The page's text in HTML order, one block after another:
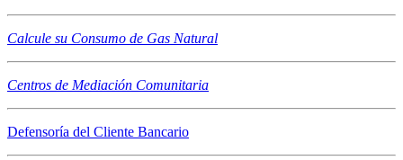
Calcule su Consumo de Gas Natural
Centros de Mediación Comunitaria
Defensoría del Cliente Bancario